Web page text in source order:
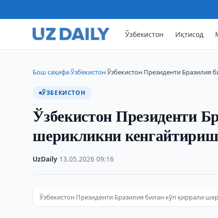
Ўзбекистон Иқтисод
Бош саҳифа›Ўзбекистон›Ўзбекистон Президенти
ЎЗБЕКИСТОН
Ўзбекистон Президенти
шерикликни
UzDaily 13.05.2026 ·09:16
Ўзбекистон Президенти Бразилия билан кўп қиррали